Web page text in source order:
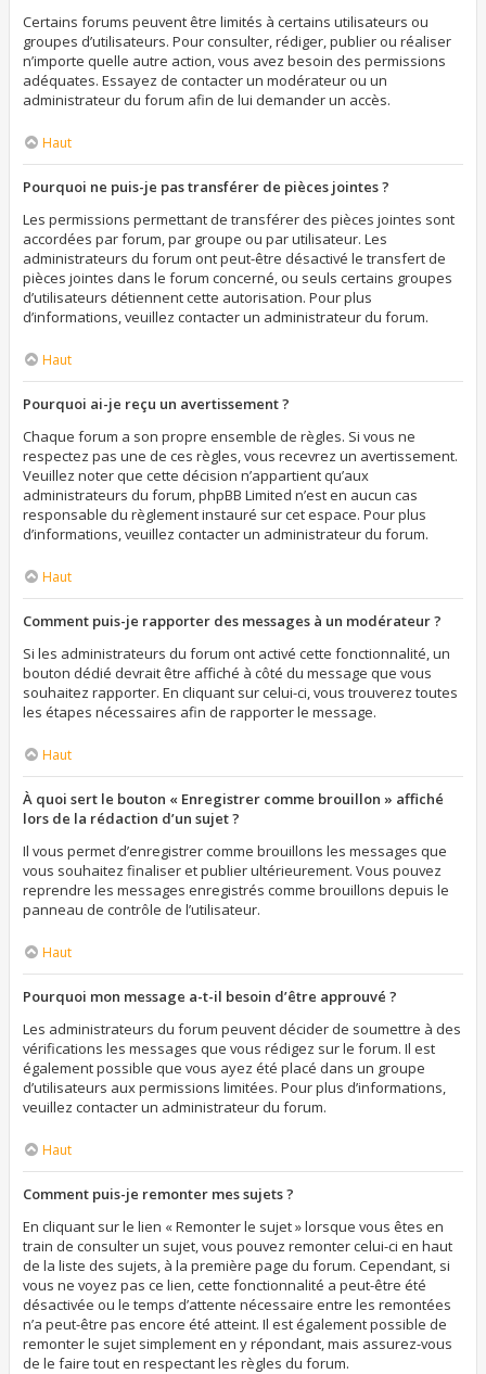
Certains forums peuvent être limités à certains utilisateurs ou
groupes d’utilisateurs. Pour consulter, rédiger, publier ou réaliser
n’importe quelle autre action, vous avez besoin des permissions
adéquates. Essayez de contacter un modérateur ou un
administrateur du forum afin de lui demander un accès.
Haut
Pourquoi ne puis-je pas transférer de pièces jointes ?
Les permissions permettant de transférer des pièces jointes sont
accordées par forum, par groupe ou par utilisateur. Les
administrateurs du forum ont peut-être désactivé le transfert de
pièces jointes dans le forum concerné, ou seuls certains groupes
d’utilisateurs détiennent cette autorisation. Pour plus
d’informations, veuillez contacter un administrateur du forum.
Haut
Pourquoi ai-je reçu un avertissement ?
Chaque forum a son propre ensemble de règles. Si vous ne
respectez pas une de ces règles, vous recevrez un avertissement.
Veuillez noter que cette décision n’appartient qu’aux
administrateurs du forum, phpBB Limited n’est en aucun cas
responsable du règlement instauré sur cet espace. Pour plus
d’informations, veuillez contacter un administrateur du forum.
Haut
Comment puis-je rapporter des messages à un modérateur ?
Si les administrateurs du forum ont activé cette fonctionnalité, un
bouton dédié devrait être affiché à côté du message que vous
souhaitez rapporter. En cliquant sur celui-ci, vous trouverez toutes
les étapes nécessaires afin de rapporter le message.
Haut
À quoi sert le bouton « Enregistrer comme brouillon » affiché
lors de la rédaction d’un sujet ?
Il vous permet d’enregistrer comme brouillons les messages que
vous souhaitez finaliser et publier ultérieurement. Vous pouvez
reprendre les messages enregistrés comme brouillons depuis le
panneau de contrôle de l’utilisateur.
Haut
Pourquoi mon message a-t-il besoin d’être approuvé ?
Les administrateurs du forum peuvent décider de soumettre à des
vérifications les messages que vous rédigez sur le forum. Il est
également possible que vous ayez été placé dans un groupe
d’utilisateurs aux permissions limitées. Pour plus d’informations,
veuillez contacter un administrateur du forum.
Haut
Comment puis-je remonter mes sujets ?
En cliquant sur le lien « Remonter le sujet » lorsque vous êtes en
train de consulter un sujet, vous pouvez remonter celui-ci en haut
de la liste des sujets, à la première page du forum. Cependant, si
vous ne voyez pas ce lien, cette fonctionnalité a peut-être été
désactivée ou le temps d’attente nécessaire entre les remontées
n’a peut-être pas encore été atteint. Il est également possible de
remonter le sujet simplement en y répondant, mais assurez-vous
de le faire tout en respectant les règles du forum.